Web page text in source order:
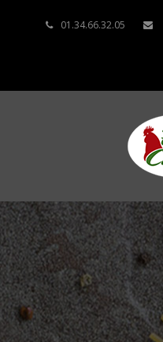
01.34.66.32.05